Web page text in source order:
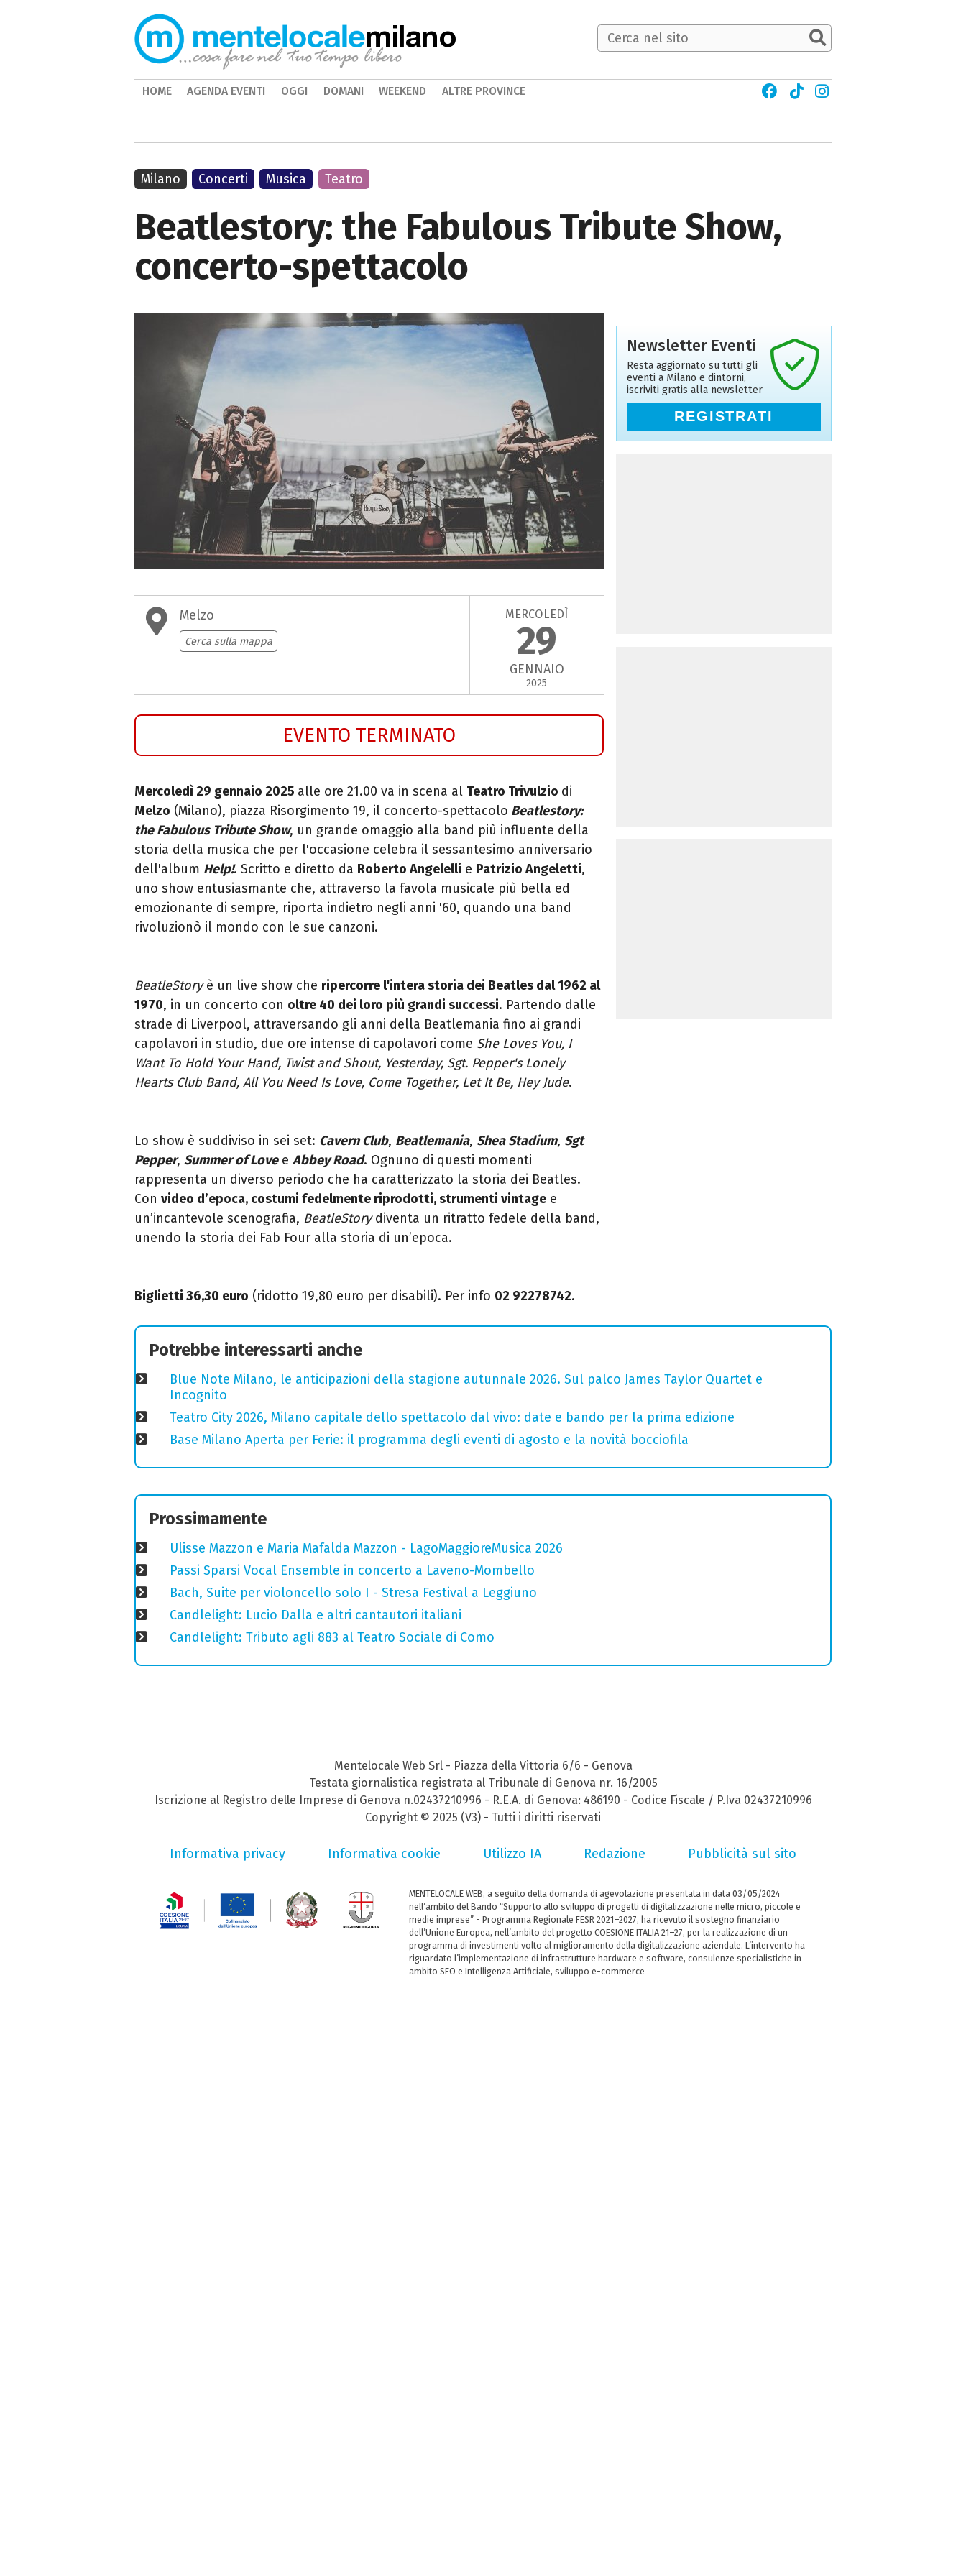
Beatlestory: the Fabulous Tribute Show,
concerto-spettacolo
Melzo
Cerca sulla mappa
MERCOLEDÌ
29
GENNAIO
2025
EVENTO TERMINATO
Mercoledì 29 gennaio 2025 alle ore 21.00 va in scena al Teatro Trivulzio di
Melzo (Milano), piazza Risorgimento 19, il concerto-spettacolo Beatlestory:
the Fabulous Tribute Show, un grande omaggio alla band più influente della
storia della musica che per l'occasione celebra il sessantesimo anniversario
dell'album Help!. Scritto e diretto da Roberto Angelelli e Patrizio Angeletti,
uno show entusiasmante che, attraverso la favola musicale più bella ed
emozionante di sempre, riporta indietro negli anni '60, quando una band
rivoluzionò il mondo con le sue canzoni.
BeatleStoryè un live show che ripercorre l'intera storia dei Beatles dal 1962 al
1970, in un concerto con oltre 40 dei loro più grandi successi. Partendo dalle
strade di Liverpool, attraversando gli anni della Beatlemania fino ai grandi
capolavori in studio, due ore intense di capolavori come She Loves You, I
Want To Hold Your Hand, Twist and Shout, Yesterday, Sgt. Pepper's Lonely
Hearts Club Band, All You Need Is Love, Come Together, Let It Be, Hey Jude.
Lo show è suddiviso in sei set: Cavern Club, Beatlemania, Shea Stadium, Sgt
Pepper, Summer of Love e Abbey Road. Ognuno di questi momenti
rappresenta un diverso periodo che ha caratterizzato la storia dei Beatles.
Con video d’epoca, costumi fedelmente riprodotti, strumenti vintage e
un’incantevole scenografia, BeatleStorydiventa un ritratto fedele della band,
unendo la storia dei Fab Four alla storia di un’epoca.
Biglietti 36,30 euro (ridotto 19,80 euro per disabili). Per info 02 92278742.
Milano Concerti Musica Teatro
Newsletter Eventi
Resta aggiornato su tutti gli
eventi a Milano e dintorni,
iscriviti gratis alla newsletter
REGISTRATI
Potrebbe interessarti anche
Blue Note Milano, le anticipazioni della stagione autunnale 2026. Sul palco James Taylor Quartet e
Incognito
Teatro City 2026, Milano capitale dello spettacolo dal vivo: date e bando per la prima edizione
Base Milano Aperta per Ferie: il programma degli eventi di agosto e la novità bocciofila
Prossimamente
Ulisse Mazzon e Maria Mafalda Mazzon - LagoMaggioreMusica 2026
Passi Sparsi Vocal Ensemble in concerto a Laveno-Mombello
Bach, Suite per violoncello solo I - Stresa Festival a Leggiuno
Candlelight: Lucio Dalla e altri cantautori italiani
Candlelight: Tributo agli 883 al Teatro Sociale di Como
milano
HOME AGENDA EVENTI OGGI DOMANI WEEKEND ALTRE PROVINCE
Mentelocale Web Srl - Piazza della Vittoria 6/6 - Genova
Testata giornalistica registrata al Tribunale di Genova nr. 16/2005
Iscrizione al Registro delle Imprese di Genova n.02437210996 - R.E.A. di Genova: 486190 - Codice Fiscale / P.Iva 02437210996
Copyright © 2025 (V3) - Tutti i diritti riservati
Informativa privacy Informativa cookie Utilizzo IA Redazione Pubblicità sul sito
MENTELOCALE WEB, a seguito della domanda di agevolazione presentata in data 03/05/2024
nell’ambito del Bando “Supporto allo sviluppo di progetti di digitalizzazione nelle micro, piccole e
medie imprese” - Programma Regionale FESR 2021–2027, ha ricevuto il sostegno finanziario
dell’Unione Europea, nell’ambito del progetto COESIONE ITALIA 21–27, per la realizzazione di un
programma di investimenti volto al miglioramento della digitalizzazione aziendale. L’intervento ha
riguardato l’implementazione di infrastrutture hardware e software, consulenze specialistiche in
ambito SEO e Intelligenza Artificiale, sviluppo e-commerce